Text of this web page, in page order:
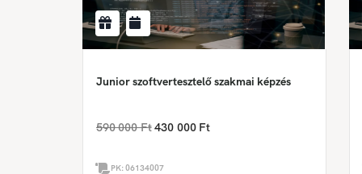
Junior szoftvertesztelő szakmai képzés
590 000 Ft 430 000 Ft
PK:06134007